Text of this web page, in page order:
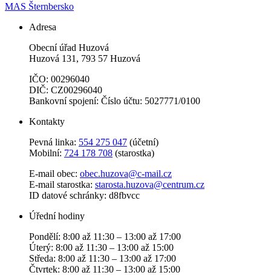
MAS Šternbersko
Adresa
Obecní úřad Huzová
Huzová 131, 793 57 Huzová
IČO: 00296040
DIČ: CZ00296040
Bankovní spojení: Číslo účtu: 5027771/0100
Kontakty
Pevná linka: 554 275 047 (účetní)
Mobilní: 724 178 708 (starostka)
E-mail obec: obec.huzova@c-mail.cz
E-mail starostka: starosta.huzova@centrum.cz
ID datové schránky: d8fbvcc
Úřední hodiny
Pondělí: 8:00 až 11:30 – 13:00 až 17:00
Úterý: 8:00 až 11:30 – 13:00 až 15:00
Středa: 8:00 až 11:30 – 13:00 až 17:00
Čtvrtek: 8:00 až 11:30 – 13:00 až 15:00